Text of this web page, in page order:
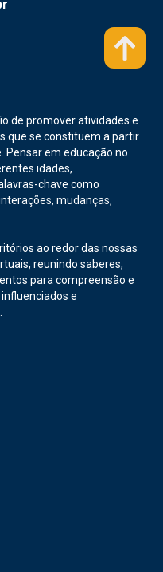
de promover atividades e
que se constituem a partir
Pensar em educação no
idades,
chave como
mudanças,
ao redor das nossas
reunindo saberes,
para compreensão e
e